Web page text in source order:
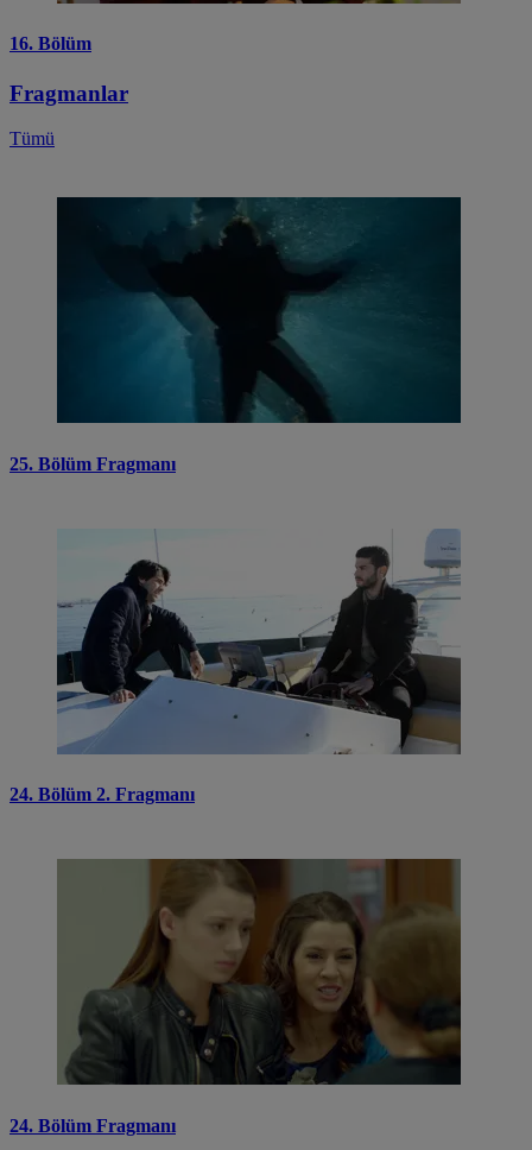
16. Bölüm
Fragmanlar
Tümü
25. Bölüm Fragmanı
24. Bölüm 2. Fragmanı
24. Bölüm Fragmanı